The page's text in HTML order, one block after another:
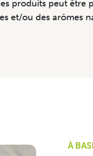
produits peut être
et/ou des arômes
À